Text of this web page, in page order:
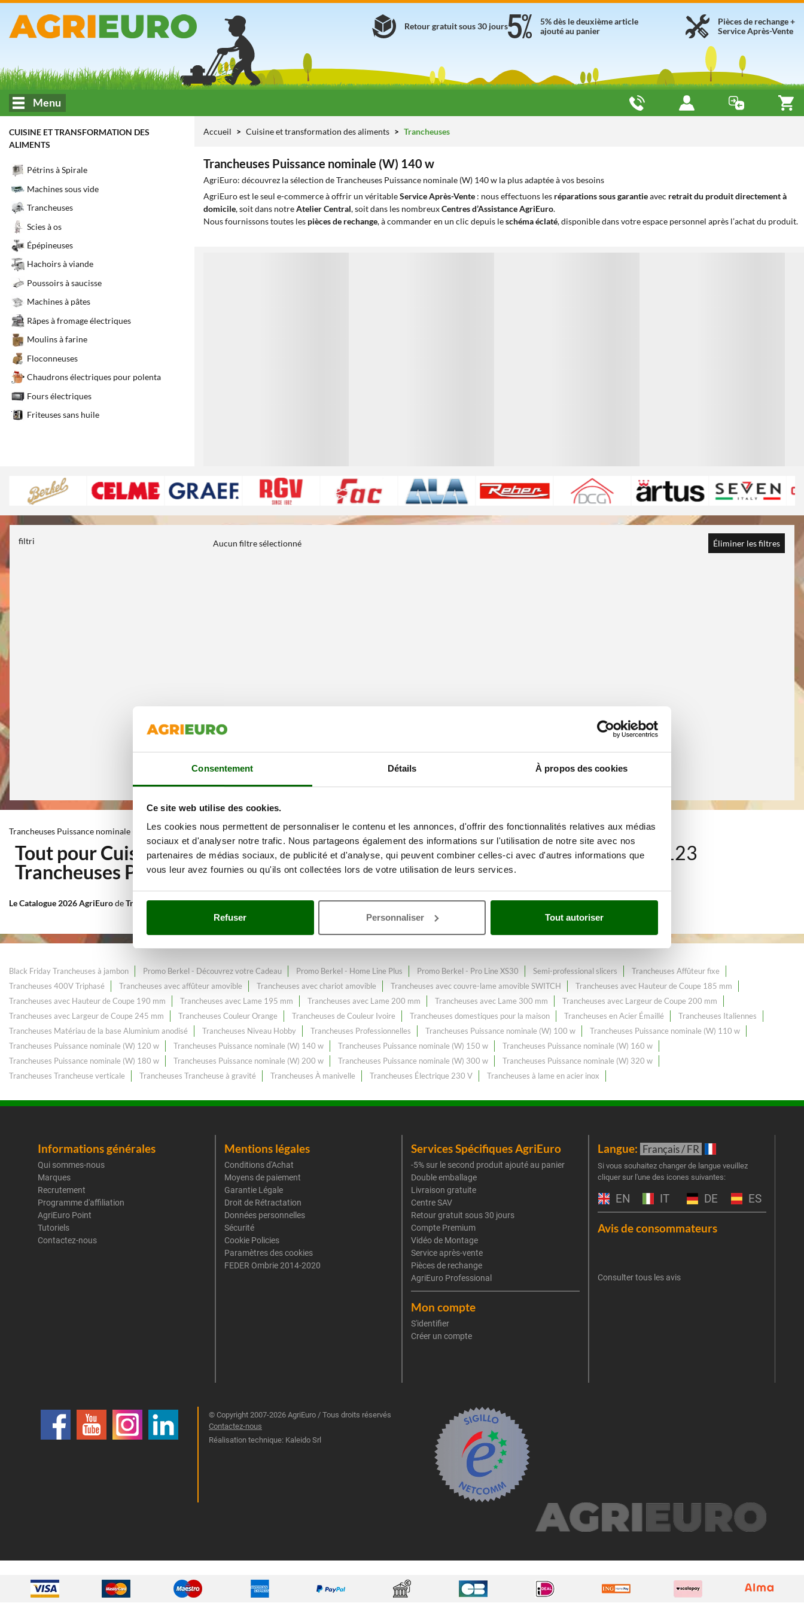
Consentement Détails À propos des cookies
Ce site web utilise des cookies.
Les cookies nous permettent de personnaliser le contenu et les annonces, d'offrir des fonctionnalités relatives aux médias
sociaux et d'analyser notre trafic. Nous partageons également des informations sur l'utilisation de notre site avec nos
partenaires de médias sociaux, de publicité et d'analyse, qui peuvent combiner celles-ci avec d'autres informations que
vous leur avez fournies ou qu'ils ont collectées lors de votre utilisation de leurs services.
Refuser Personnaliser Tout autoriser
Pièces de rechange +
Service Après-Vente
5% dès le deuxième article
ajouté au panier
Retour gratuit sous 30 jours
Menu
CUISINE ET TRANSFORMATION DES
ALIMENTS
Pétrins à Spirale
Machines sous vide
Trancheuses
Scies à os
Épépineuses
Hachoirs à viande
Poussoirs à saucisse
Machines à pâtes
Râpes à fromage électriques
Moulins à farine
Floconneuses
Chaudrons électriques pour polenta
Fours électriques
Friteuses sans huile
Accueil Cuisine et transformation des aliments Trancheuses
Trancheuses Puissance nominale (W) 140 w
AgriEuro: découvrez la sélection de Trancheuses Puissance nominale (W) 140 w la plus adaptée à vos besoins
AgriEuro est le seul e-commerce à offrir un véritableService Après-Vente : nous effectuons les réparations sous garantieavec retrait du produit directement à
domicile, soit dans notreAtelier Central, soit dans les nombreuxCentres d’Assistance AgriEuro.
Nous fournissons toutes les pièces de rechange, à commander en un clic depuis leschéma éclaté, disponible dans votre espace personnel après l’achat du produit.
filtri Aucun filtre sélectionné Éliminer les filtres
Trancheuses Puissance nominale (W) 140 w
Tout pour Cuisine et transformation des alimentsAvec une gamme de plus de 123
Trancheuses Puissance nominale (W) 140 wau meilleur prix web.
Le Catalogue 2026 AgriEurodeTrancheuses Puissance nominale (W) 140 w, constamment enrichi et mis à jour.
Black Friday Trancheuses à jambon Promo Berkel - Découvrez votre Cadeau Promo Berkel - Home Line Plus Promo Berkel - Pro Line XS30 Semi-professional slicers
Trancheuses Affûteur fixe
Trancheuses 400V Triphasé
Trancheuses avec affûteur amovible Trancheuses avec chariot amovible Trancheuses avec couvre-lame amovible SWITCH
Trancheuses avec Hauteur de Coupe 185 mm
Trancheuses avec Hauteur de Coupe 190 mm
Trancheuses avec Lame 195 mm Trancheuses avec Lame 200 mm Trancheuses avec Lame 300 mm
Trancheuses avec Largeur de Coupe 200 mm
Trancheuses avec Largeur de Coupe 245 mm
Trancheuses Couleur Orange Trancheuses de Couleur Ivoire Trancheuses domestiques pour la maison Trancheuses en Acier Émaillé
Trancheuses Italiennes
Trancheuses Matériau de la base Aluminium anodisé
Trancheuses Niveau Hobby Trancheuses Professionnelles Trancheuses Puissance nominale (W) 100 w
Trancheuses Puissance nominale (W) 110 w
Trancheuses Puissance nominale (W) 120 w
Trancheuses Puissance nominale (W) 140 w Trancheuses Puissance nominale (W) 150 w
Trancheuses Puissance nominale (W) 160 w
Trancheuses Puissance nominale (W) 180 w
Trancheuses Puissance nominale (W) 200 w Trancheuses Puissance nominale (W) 300 w
Trancheuses Puissance nominale (W) 320 w
Trancheuses Trancheuse verticale
Trancheuses Trancheuse à gravité Trancheuses À manivelle Trancheuses Électrique 230 V Trancheuses à lame en acier inox
Informations générales
Qui sommes-nous
Marques
Recrutement
Programme d'affiliation
AgriEuro Point
Tutoriels
Contactez-nous
Mentions légales
Conditions d'Achat
Moyens de paiement
Garantie Légale
Droit de Rétractation
Données personnelles
Sécurité
Cookie Policies
Paramètres des cookies
FEDER Ombrie 2014-2020
Services Spécifiques AgriEuro
-5% sur le second produit ajouté au panier
Double emballage
Livraison gratuite
Centre SAV
Retour gratuit sous 30 jours
Compte Premium
Vidéo de Montage
Service après-vente
Pièces de rechange
AgriEuro Professional
Mon compte
S'identifier
Créer un compte
Langue: Français / FR
Si vous souhaitez changer de langue veuillez
cliquer sur l'une des icones suivantes:
EN IT DE ES
Avis de consommateurs
Consulter tous les avis
© Copyright 2007-2026 AgriEuro / Tous droits réservés
Contactez-nous
Réalisation technique: Kaleido Srl